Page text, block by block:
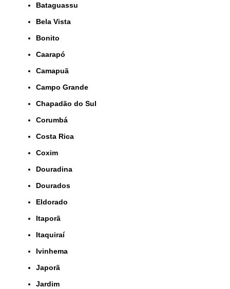
Bataguassu
Bela Vista
Bonito
Caarapó
Camapuã
Campo Grande
Chapadão do Sul
Corumbá
Costa Rica
Coxim
Douradina
Dourados
Eldorado
Itaporã
Itaquiraí
Ivinhema
Japorã
Jardim